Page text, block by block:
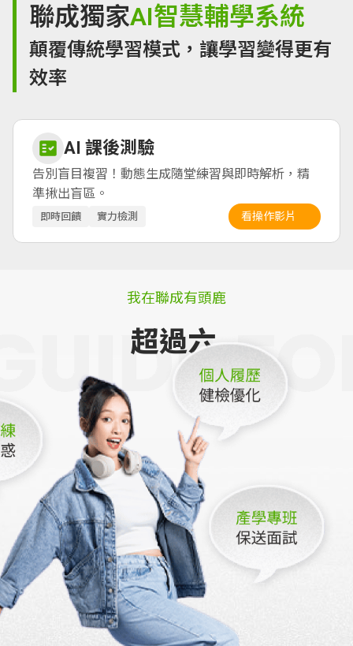
聯成獨家AI智慧輔學系統
顛覆傳統學習模式，讓學習變得更有
效率
AI 課後測驗
告別盲目複習！動態生成隨堂練習與即時解析，精
準揪出盲區。
即時回饋 實力檢測 看操作影片
我在聯成有頭鹿
超過六千家企業聯合